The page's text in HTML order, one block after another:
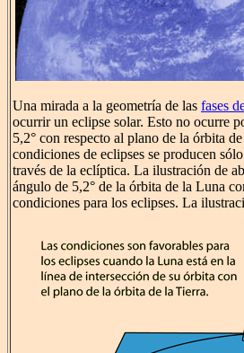
Una mirada a la geometría de las fases
ocurrir un eclipse solar. Esto no ocurre
5,2° con respecto al plano de la órbita
condiciones de eclipses se producen
través de la eclíptica. La ilustración de
ángulo de 5,2° de la órbita de la Luna
condiciones para los eclipses. La